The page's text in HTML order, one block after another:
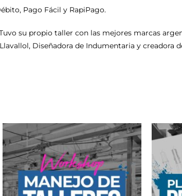
Pago Fácil y RapiPago.
su propio taller con las mejores marcas
Diseñadora de Indumentaria y creadora